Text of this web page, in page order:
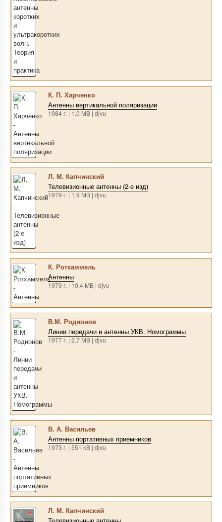
К. П. Харченко
Антенны вертикальной поляризации
1984 г. | 1.0 MB | djvu
Л. М. Капчинский
Телевизионные антенны (2-е изд)
1979 г. | 1.9 MB | djvu
К. Ротхаммель
Антенны
1979 г. | 10.4 MB | djvu
В.М. Родионов
Линии передачи и антенны УКВ. Номограммы
1977 г. | 2.7 MB | djvu
В. А. Васильев
Антенны портативных приемников
1973 г. | 551 kB | djvu
Л. М. Капчинский